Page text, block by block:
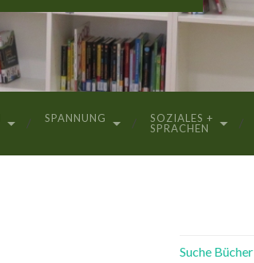
SPANNUNG
SOZIALES +
SPRACHEN
Suche Bücher